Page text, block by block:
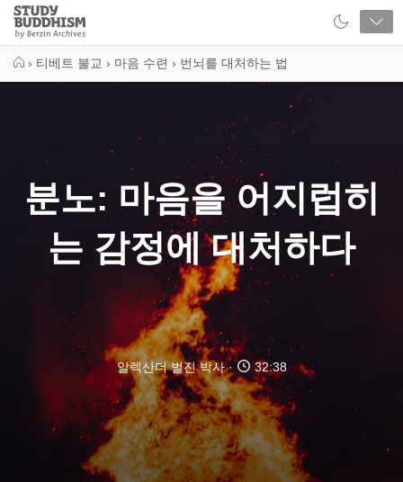
Close
Study
Buddhism
› 티베트 불교 › 마음 수련 › 번뇌를 대처하는 법
분노: 마음을 어지럽히
는 감정에 대처하다
알렉산더 벌진 박사 32:38